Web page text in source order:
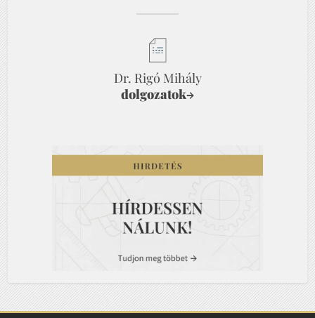
Dr. Rigó Mihály
dolgozatok→